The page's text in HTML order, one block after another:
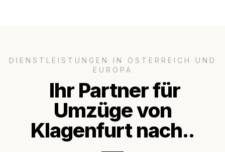
DIENSTLEISTUNGEN IN ÖSTERREICH UND
EUROPA
Ihr Partner für
Umzüge von
Klagenfurt nach..